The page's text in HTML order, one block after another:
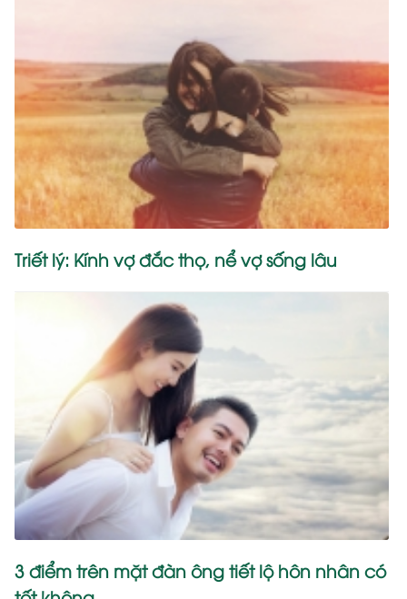
Triết lý: Kính vợ đắc thọ, nể vợ sống lâu
3 điểm trên mặt đàn ông tiết lộ hôn nhân có